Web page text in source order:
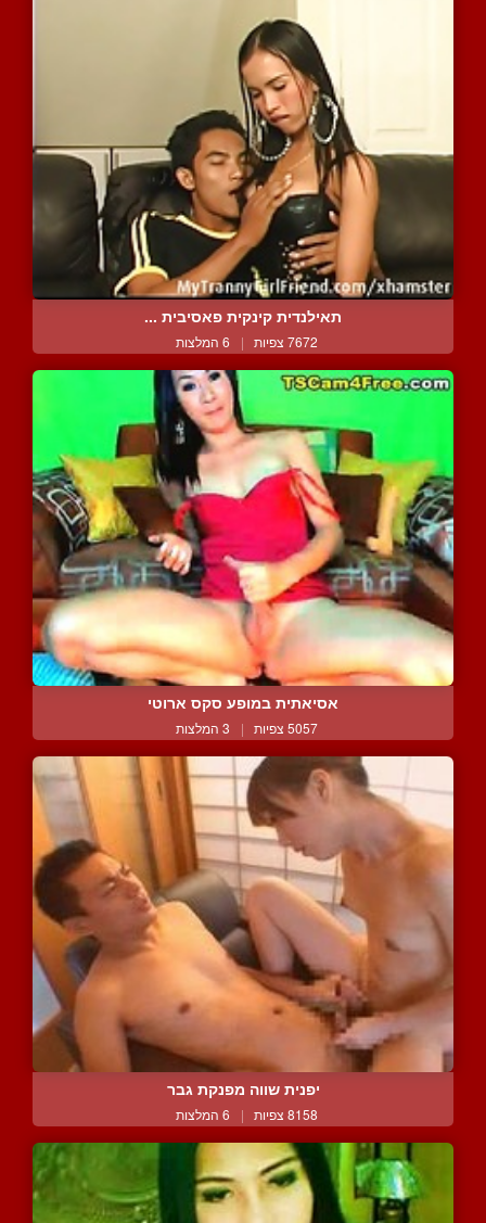
תאילנדית קינקית פאסיבית ...
7672 צפיות | 6 המלצות
אסיאתית במופע סקס ארוטי
5057 צפיות | 3 המלצות
יפנית שווה מפנקת גבר
8158 צפיות | 6 המלצות